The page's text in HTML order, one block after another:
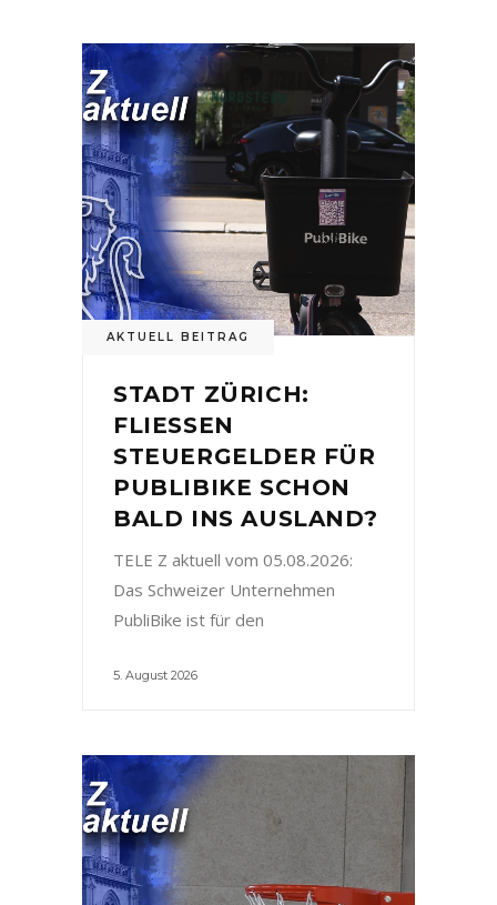
AKTUELL BEITRAG
STADT ZÜRICH:
FLIESSEN
STEUERGELDER FÜR
PUBLIBIKE SCHON
BALD INS AUSLAND?
TELE Z aktuell vom 05.08.2026:
Das Schweizer Unternehmen
PubliBike ist für den
5. August 2026